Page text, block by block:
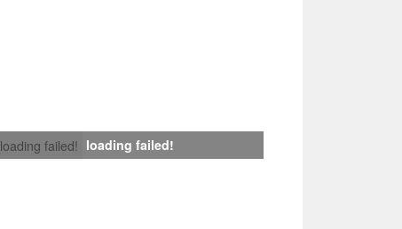
loading failed! loading failed!